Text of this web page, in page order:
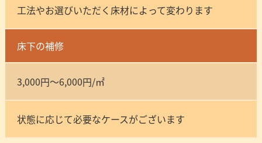
工法やお選びいただく床材によって変わります
床下の補修
3,000円～6,000円/㎡
状態に応じて必要なケースがございます